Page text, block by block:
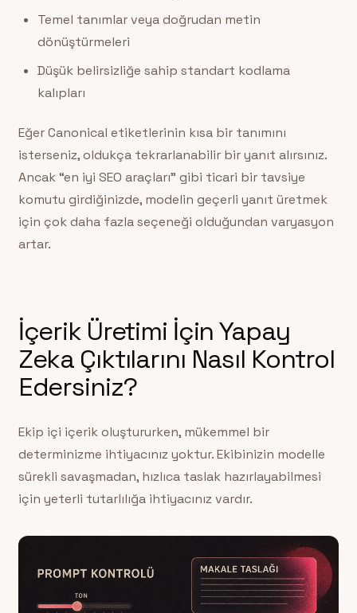
Temel tanımlar veya doğrudan metin
dönüştürmeleri
Düşük belirsizliğe sahip standart kodlama
kalıpları
Eğer Canonical etiketlerinin kısa bir tanımını
isterseniz, oldukça tekrarlanabilir bir yanıt alırsınız.
Ancak “en iyi SEO araçları” gibi ticari bir tavsiye
komutu girdiğinizde, modelin geçerli yanıt üretmek
için çok daha fazla seçeneği olduğundan varyasyon
artar.
İçerik Üretimi İçin Yapay
Zeka Çıktılarını Nasıl Kontrol
Edersiniz?
Ekip içi içerik oluştururken, mükemmel bir
determinizme ihtiyacınız yoktur. Ekibinizin modelle
sürekli savaşmadan, hızlıca taslak hazırlayabilmesi
için yeterli tutarlılığa ihtiyacınız vardır.